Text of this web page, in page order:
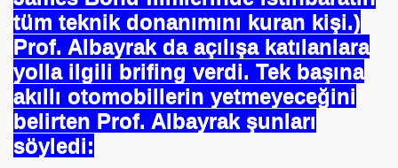
tüm teknik donanımını kuran kişi.)
Prof. Albayrak da açılışa katılanlara
yolla ilgili brifing verdi. Tek başına
akıllı otomobillerin yetmeyeceğini
belirten Prof. Albayrak şunları
söyledi:
Klimada Devrim